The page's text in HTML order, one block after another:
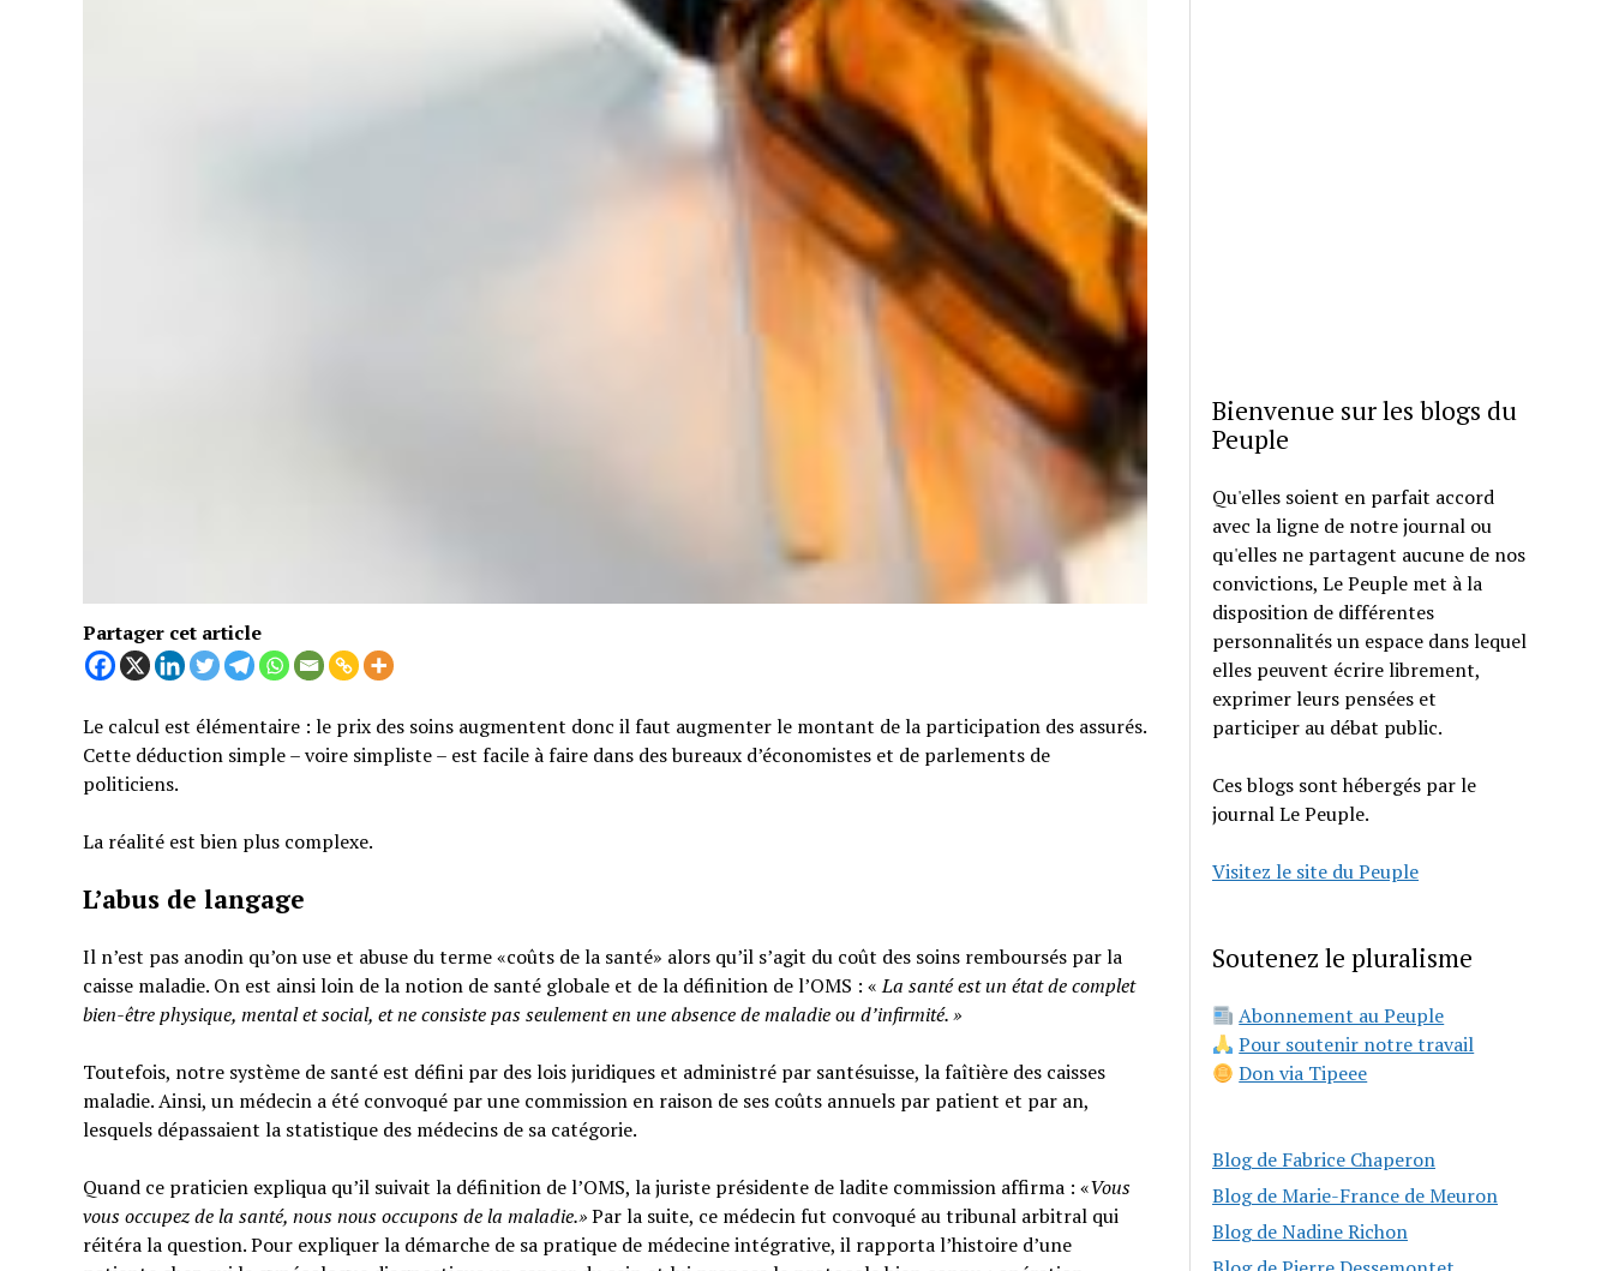
Partager cet article
Le calcul est élémentaire : le prix des soins augmentent donc il faut augmenter le montant de la participation des assurés.
Cette déduction simple – voire simpliste – est facile à faire dans des bureaux d’économistes et de parlements de
politiciens.
La réalité est bien plus complexe.
L’abus de langage
Il n’est pas anodin qu’on use et abuse du terme «coûts de la santé» alors qu’il s’agit du coût des soins remboursés par la
caisse maladie. On est ainsi loin de la notion de santé globale et de la définition de l’OMS : «La santé est un état de complet
bien-être physique, mental et social, et ne consiste pas seulement en une absence de maladie ou d’infirmité.»
Toutefois, notre système de santé est défini par des lois juridiques et administré par santésuisse, la faîtière des caisses
maladie. Ainsi, un médecin a été convoqué par une commission en raison de ses coûts annuels par patient et par an,
lesquels dépassaient la statistique des médecins de sa catégorie.
Quand ce praticien expliqua qu’il suivait la définition de l’OMS, la juriste présidente de ladite commission affirma : «Vous
vous occupez de la santé, nous nous occupons de la maladie.»Par la suite, ce médecin fut convoqué au tribunal arbitral qui
réitéra la question. Pour expliquer la démarche de sa pratique de médecine intégrative, il rapporta l’histoire d’une
Bienvenue sur les blogs du
Peuple
Qu'elles soient en parfait accord
avec la ligne de notre journal ou
qu'elles ne partagent aucune de nos
convictions, Le Peuple met à la
disposition de différentes
personnalités un espace dans lequel
elles peuvent écrire librement,
exprimer leurs pensées et
participer au débat public.
Ces blogs sont hébergés par le
journal Le Peuple.
Visitez le site du Peuple
Soutenez le pluralisme
Abonnement au Peuple
Pour soutenir notre travail
Don via Tipeee
Blog de Fabrice Chaperon
Blog de Marie-France de Meuron
Blog de Nadine Richon